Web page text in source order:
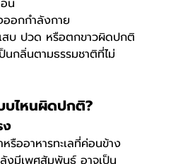
น
อกกำลังกาย
สบ ปวด หรือตกขาวผิดปกติ
กลิ่นตามธรรมชาติที่ไม่
บไหนผิดปกติ?
ง
รืออาหารทะเลที่ค่อนข้าง